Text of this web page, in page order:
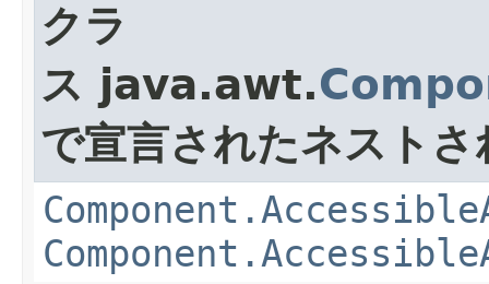
クラ
ス java.awt.
で宣言されたネスト